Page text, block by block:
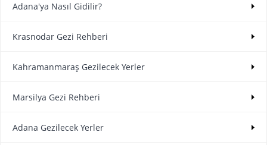
Adana'ya Nasıl Gidilir?
Krasnodar Gezi Rehberi
Kahramanmaraş Gezilecek Yerler
Marsilya Gezi Rehberi
Adana Gezilecek Yerler